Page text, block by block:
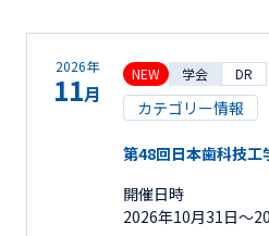
2026年
11月
NEW 学会 DR
カテゴリー情報
第48回日本歯科技工
開催日時
2026年10月31日〜